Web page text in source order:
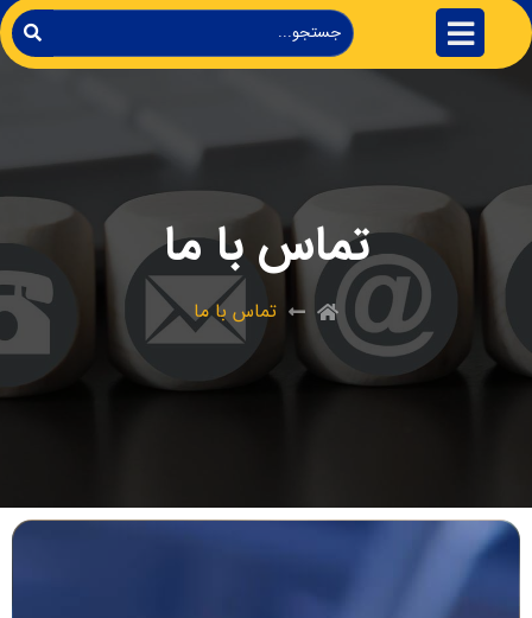
تماس با ما
تماس با ما